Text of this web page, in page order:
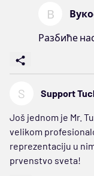
В
Разбиће
S Support
Još jednom je Mr.
velikom
reprezentaciju u
prvenstvo sveta!